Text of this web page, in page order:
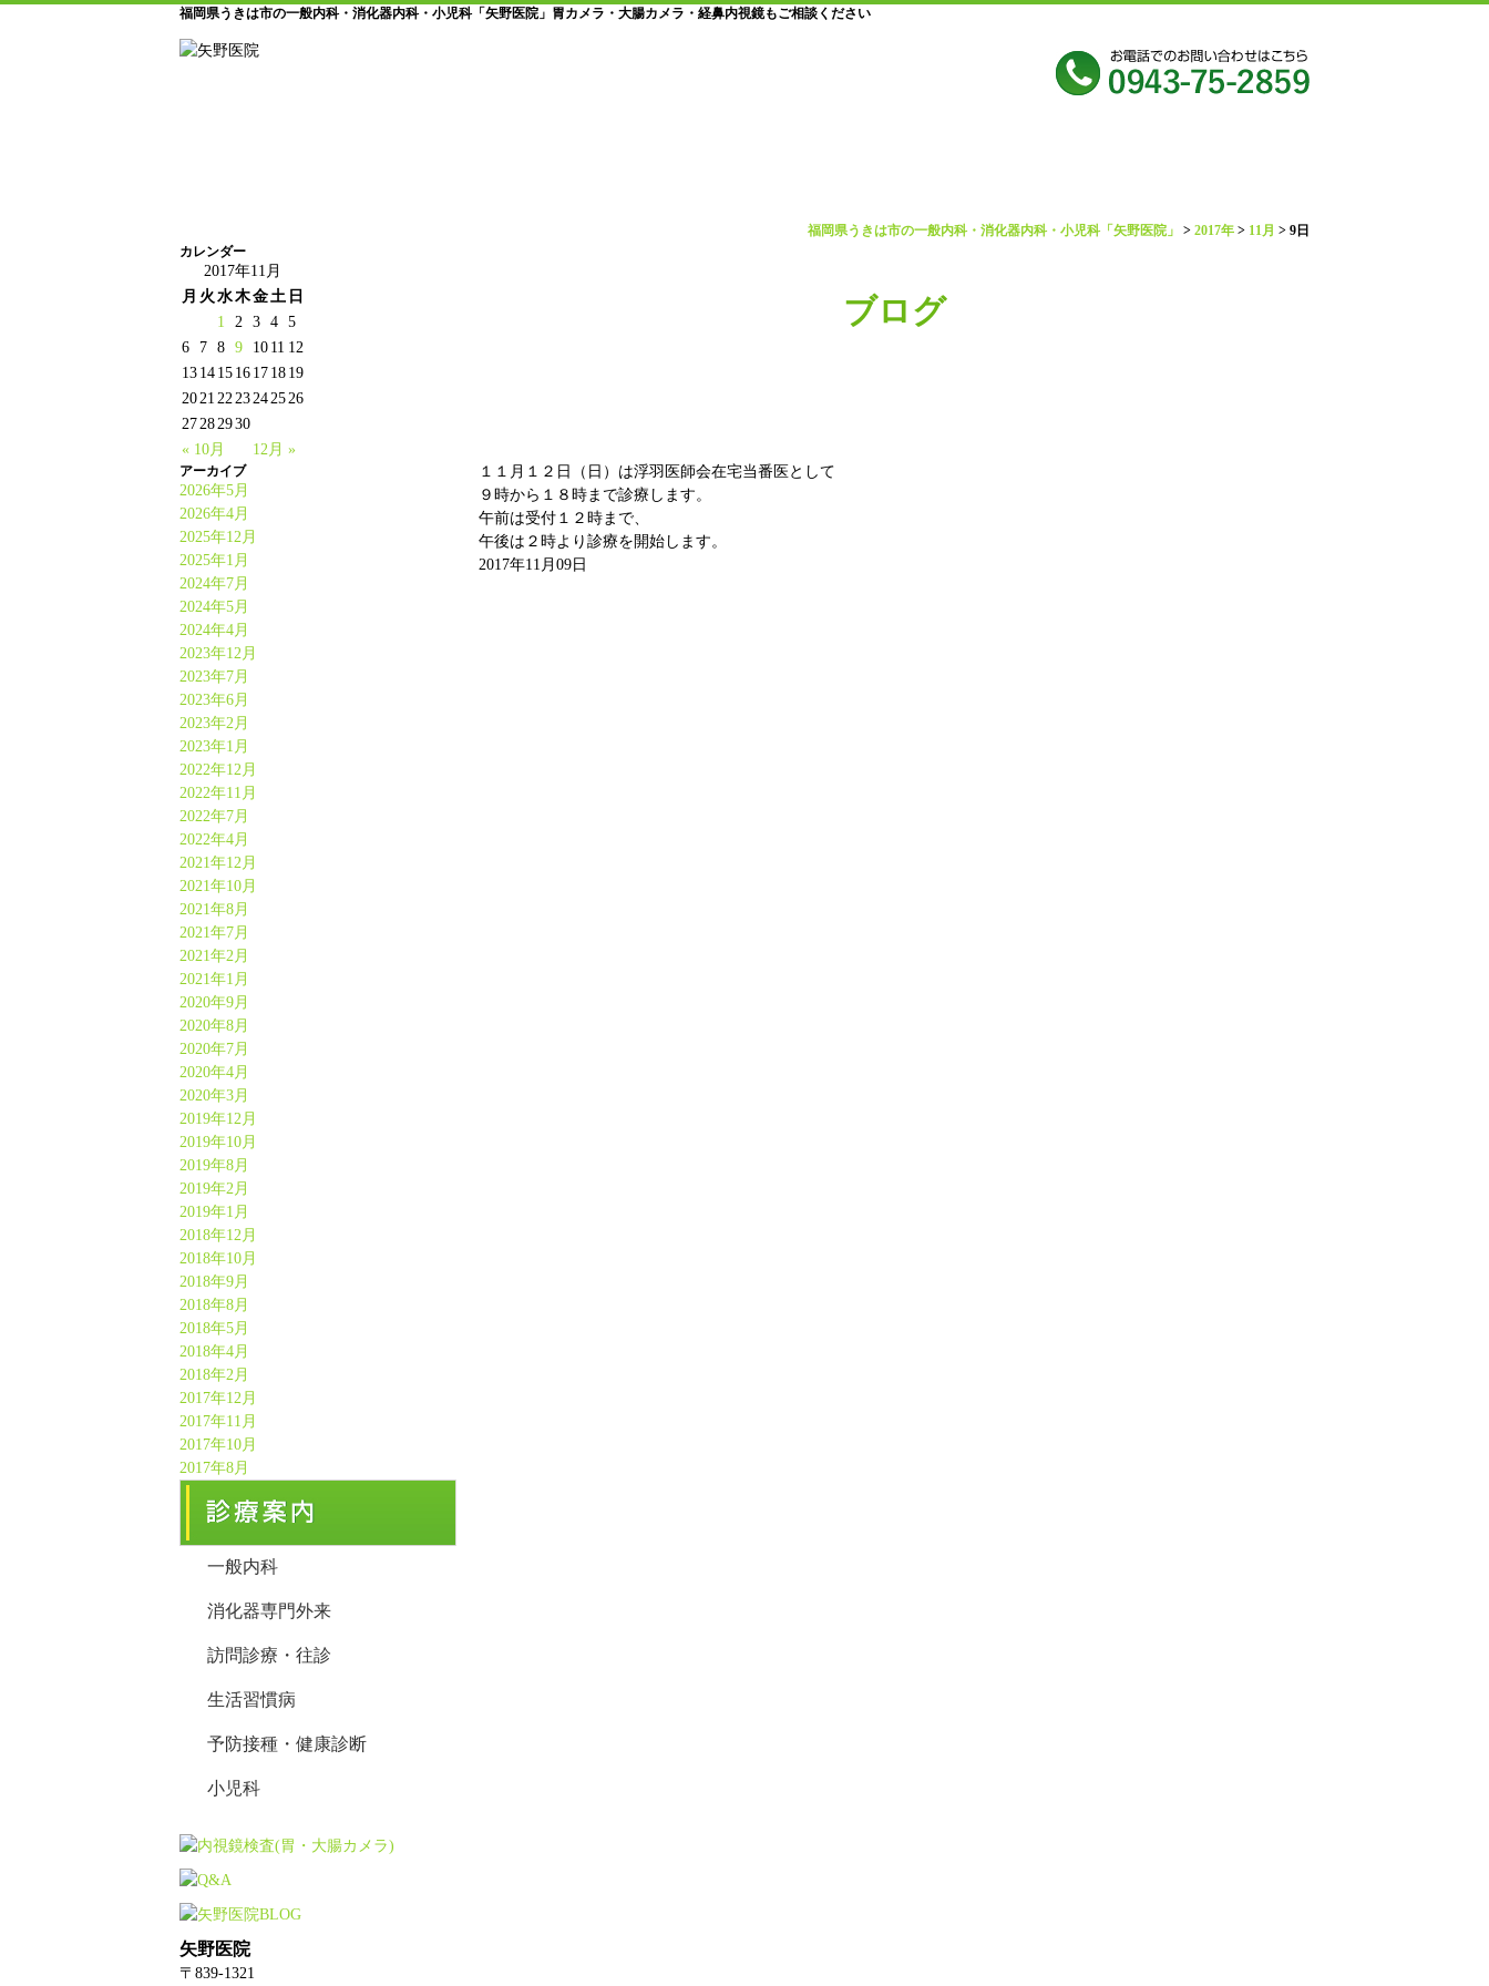
福岡県うきは市の一般内科・消化器内科・小児科「矢野医院」胃カメラ・大腸カメラ・経鼻内視鏡もご相談ください
福岡県うきは市の一般内科・消化器内科・小児科「矢野医院」 > 2017年 > 11月 > 9日
ブログ
１１月１２日（日）は浮羽医師会在宅当番医として
９時から１８時まで診療します。
午前は受付１２時まで、
午後は２時より診療を開始します。
2017年11月09日
カレンダー
2017年11月
月 火 水木金土 日
« 10月 12月 »
1 2 3 4 5
6
7 8 9 10 11 12
13 14 15 16 17 18 19
2021 2223242526
27282930
アーカイブ
2026年5月
2026年4月
2025年12月
2025年1月
2024年7月
2024年5月
2024年4月
2023年12月
2023年7月
2023年6月
2023年2月
2023年1月
2022年12月
2022年11月
2022年7月
2022年4月
2021年12月
2021年10月
2021年8月
2021年7月
2021年2月
2021年1月
2020年9月
2020年8月
2020年7月
2020年4月
2020年3月
2019年12月
2019年10月
2019年8月
2019年2月
2019年1月
2018年12月
2018年10月
2018年9月
2018年8月
2018年5月
2018年4月
2018年2月
2017年12月
2017年11月
2017年10月
2017年8月
一般内科
消化器専門外来
訪問診療・往診
生活習慣病
予防接種・健康診断
小児科
矢野医院
〒839-1321